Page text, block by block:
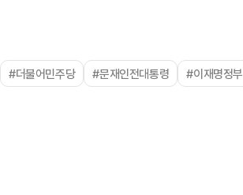
#더불어민주당 #문재인전대통령 #이재명정부